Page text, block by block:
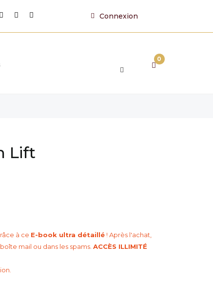
Connexion
0
Lift
à ce E-book ultra détaillé ! Après l'achat,
mail ou dans les spams. ACCÈS ILLIMITÉ